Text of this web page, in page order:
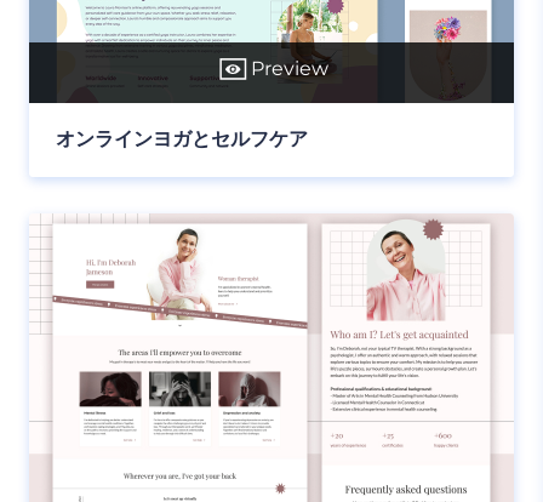
Preview
オンラインヨガとセルフケア